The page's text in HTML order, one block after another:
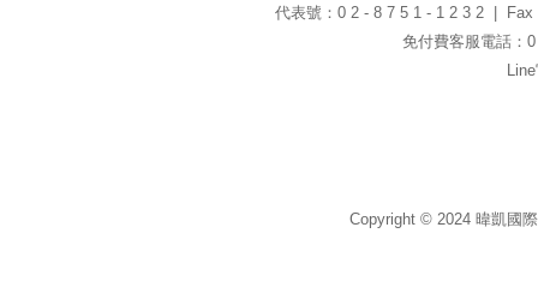
代表號：0 2 - 8 7 5 1 - 1 2 3 2 |
免付費客服電話：
Copyright © 2024 暐凱國